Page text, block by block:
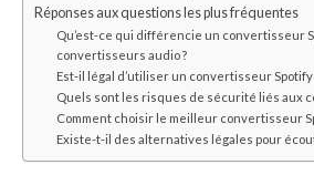
Réponses aux questions les plus fréquentes
Qu’est-ce qui différencie un convertisseur
convertisseurs audio ?
Est-il légal d’utiliser un convertisseur Spotify
Quels sont les risques de sécurité liés aux
Comment choisir le meilleur convertisseur
Existe-t-il des alternatives légales pour